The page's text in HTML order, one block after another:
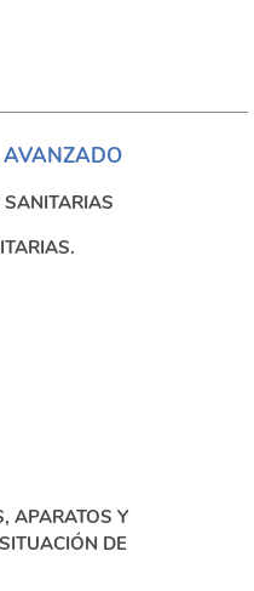
AVANZADO
SANITARIAS
APARATOS Y
DE